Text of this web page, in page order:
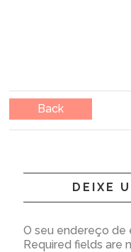
Back
DEIXE
O seu endereço de
Required fields are